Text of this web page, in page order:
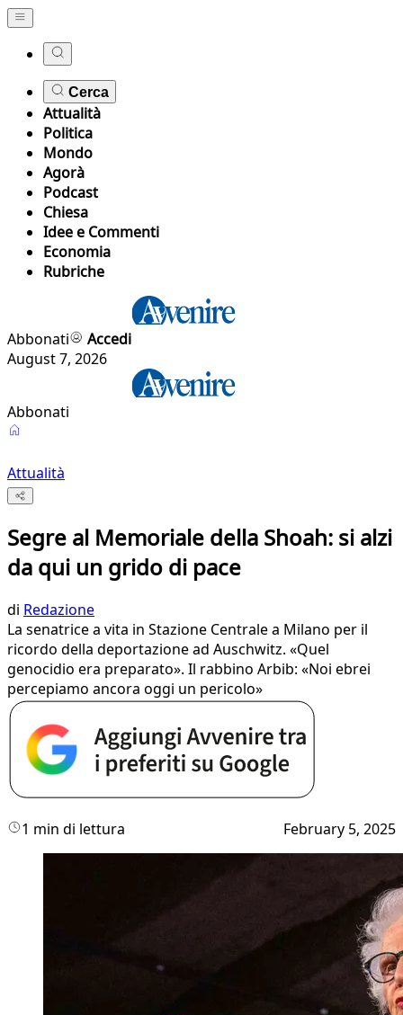
Cerca
Attualità
Politica
Mondo
Agorà
Podcast
Chiesa
Idee e Commenti
Economia
Rubriche
Abbonati
Accedi
August 7, 2026
Abbonati
Attualità
Segre al Memoriale della Shoah: si alzi
da qui un grido di pace
di Redazione
La senatrice a vita in Stazione Centrale a Milano per il
ricordo della deportazione ad Auschwitz. «Quel
genocidio era preparato». Il rabbino Arbib: «Noi ebrei
percepiamo ancora oggi un pericolo»
1 min di lettura February 5, 2025